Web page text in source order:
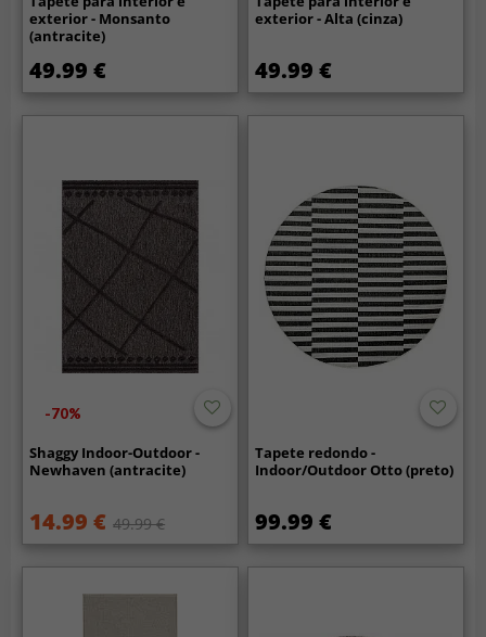
exterior - Monsanto
(antracite)
49.99 €
exterior - Alta (cinza)
49.99 €
-70%
Shaggy Indoor-Outdoor -
Newhaven (antracite)
14.99 € 49.99 €
Tapete redondo -
Indoor/Outdoor Otto (preto)
99.99 €